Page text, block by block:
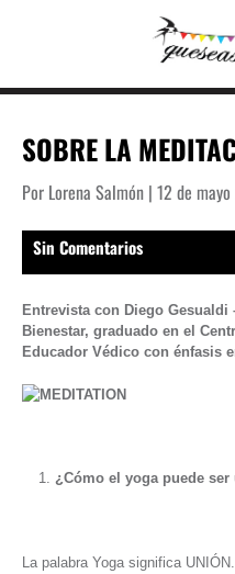
SOBRE LA
Por Lorena Salmón | 12 de
Sin Comentarios
Entrevista con Diego Gesualdi
Bienestar, graduado en el
Educador Védico con énfasis
¿Cómo el yoga puede
La palabra Yoga significa